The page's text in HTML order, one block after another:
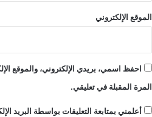
الموقع الإلكتروني
احفظ اسمي، بريدي الإلكتروني، والموقع
المرة المقبلة في تعليقي.
أعلمني بمتابعة التعليقات بواسطة البريد